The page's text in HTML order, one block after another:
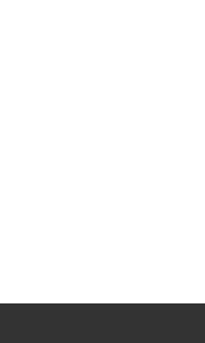
вы можете
Один заказ может
и его стоимость
р.